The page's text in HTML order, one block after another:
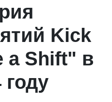
Kick
a Shift" в
году